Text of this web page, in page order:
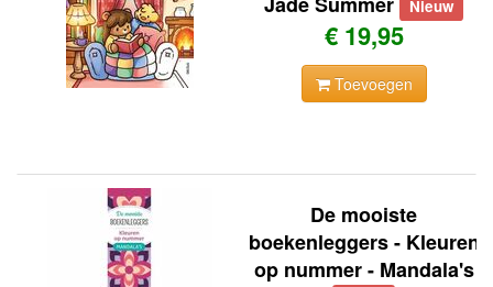
Nieuw
€ 19,95
Toevoegen
De mooiste
boekenleggers - Kleuren
op nummer - Mandala's